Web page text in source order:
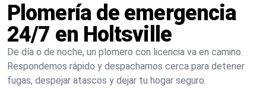
Plomería de emergencia
24/7 en Holtsville
De día o de noche, un plomero con licencia va en camino.
Respondemos rápido y despachamos cerca para detener
fugas, despejar atascos y dejar tu hogar seguro.